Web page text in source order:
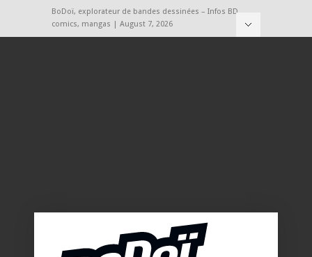
BoDoï, explorateur de bandes dessinées – Infos BD,
comics, mangas | August 7, 2026